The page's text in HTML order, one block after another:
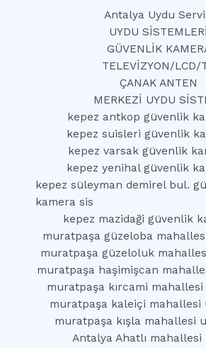
Antalya Uydu
UYDU SİSTEMLERİ
GÜVENLİK
TELEVİZYON/LCD/
ÇANAK ANTEN
MERKEZİ UYDU
kepez antkop güvenlik
kepez suisleri güvenlik
kepez varsak güvenlik
kepez yenihal güvenlik
kepez süleyman demirel bul.
kamera sis
kepez mazidaği güvenlik
muratpaşa güzeloba
muratpaşa güzeloluk
muratpaşa haşimişcan
muratpaşa kırcami
muratpaşa kaleiçi mahallesi
muratpaşa kışla mahallesi
Antalya Ahatlı mahallesi